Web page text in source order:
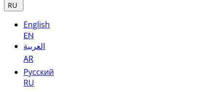
RU
English
EN
العربية
AR
Русский
RU